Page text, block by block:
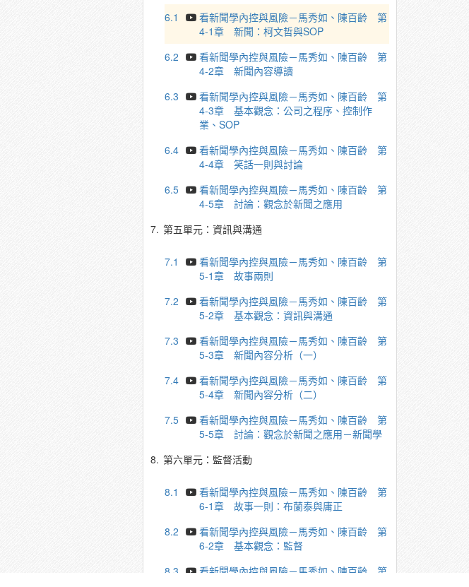
6.1
看新聞學內控與風險－馬秀如、陳百齡 第
4-1章 新聞：柯文哲與SOP
6.2
看新聞學內控與風險－馬秀如、陳百齡 第
4-2章 新聞內容導讀
6.3
看新聞學內控與風險－馬秀如、陳百齡 第
4-3章 基本觀念：公司之程序、控制作
業、SOP
6.4
看新聞學內控與風險－馬秀如、陳百齡 第
4-4章 笑話一則與討論
6.5
看新聞學內控與風險－馬秀如、陳百齡 第
4-5章 討論：觀念於新聞之應用
7. 第五單元：資訊與溝通
7.1
看新聞學內控與風險－馬秀如、陳百齡 第
5-1章 故事兩則
7.2
看新聞學內控與風險－馬秀如、陳百齡 第
5-2章 基本觀念：資訊與溝通
7.3
看新聞學內控與風險－馬秀如、陳百齡 第
5-3章 新聞內容分析（一）
7.4
看新聞學內控與風險－馬秀如、陳百齡 第
5-4章 新聞內容分析（二）
7.5
看新聞學內控與風險－馬秀如、陳百齡 第
5-5章 討論：觀念於新聞之應用－新聞學
8. 第六單元：監督活動
8.1
看新聞學內控與風險－馬秀如、陳百齡 第
6-1章 故事一則：布蘭泰與庸正
8.2
看新聞學內控與風險－馬秀如、陳百齡 第
6-2章 基本觀念：監督
8.3
看新聞學內控與風險－馬秀如、陳百齡 第